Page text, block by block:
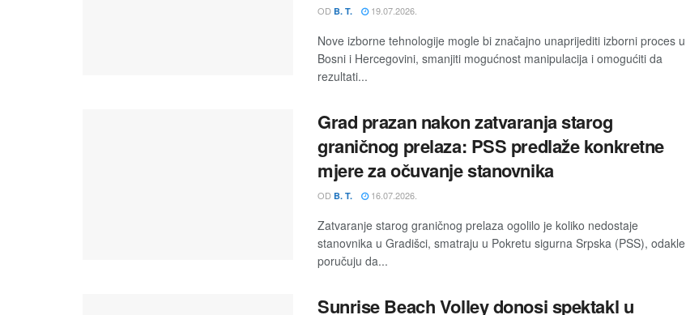
OD B. T. 19.07.2026.
Nove izborne tehnologije mogle bi značajno unaprijediti izborni proces u
Bosni i Hercegovini, smanjiti mogućnost manipulacija i omogućiti da
rezultati...
Grad prazan nakon zatvaranja starog
graničnog prelaza: PSS predlaže konkretne
mjere za očuvanje stanovnika
OD B. T. 16.07.2026.
Zatvaranje starog graničnog prelaza ogolilo je koliko nedostaje
stanovnika u Gradišci, smatraju u Pokretu sigurna Srpska (PSS), odakle
poručuju da...
Sunrise Beach Volley donosi spektakl u